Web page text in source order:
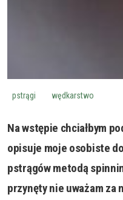
pstrągi wędkarstwo
Na wstępie chciałbym
opisuje moje osobiste
pstrągów metodą
przynęty nie uważam za